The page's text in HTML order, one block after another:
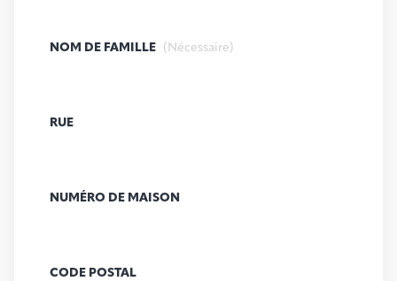
NOM DE FAMILLE (Nécessaire)
RUE
NUMÉRO DE MAISON
CODE POSTAL